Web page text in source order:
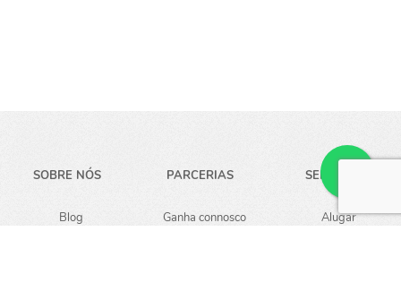
SOBRE NÓS
Blog
PARCERIAS
Ganha connosco
SERVIÇOS
Alugar